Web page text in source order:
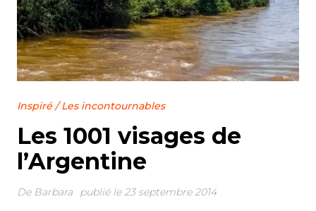
Inspiré /Les incontournables
Les 1001 visages de
l’Argentine
De Barbara publié le 23 septembre 2014